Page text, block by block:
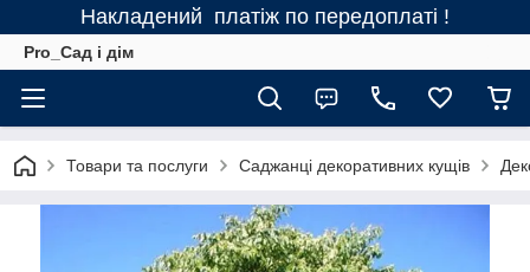
Накладений платіж по передоплаті !
Pro_Сад і дім
Товари та послуги Саджанці декоративних кущів